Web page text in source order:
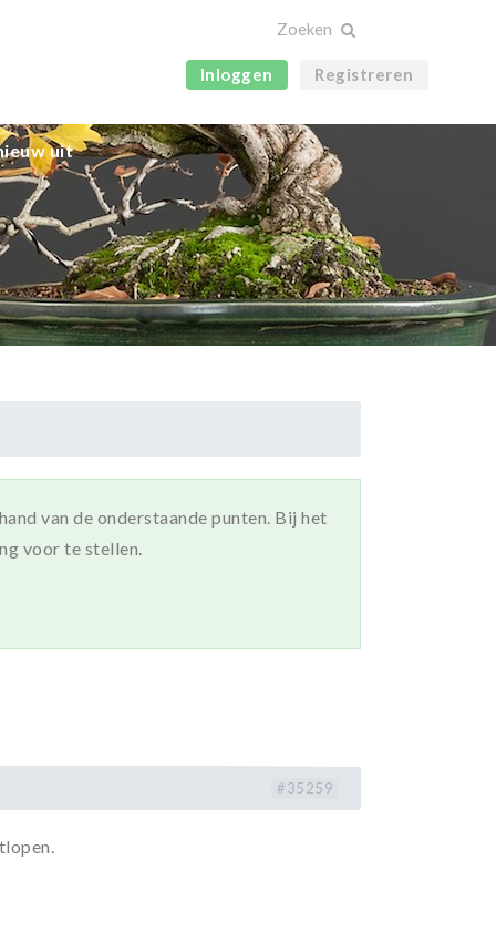
Inloggen Registreren
uit
van de onderstaande punten. Bij het
voor te stellen.
#35259